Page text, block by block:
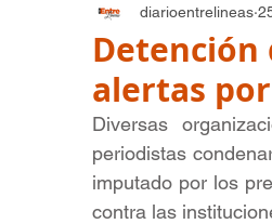
Detención
alertas
diarioentrelineas
Diversas
periodistas
imputado por los
contra las